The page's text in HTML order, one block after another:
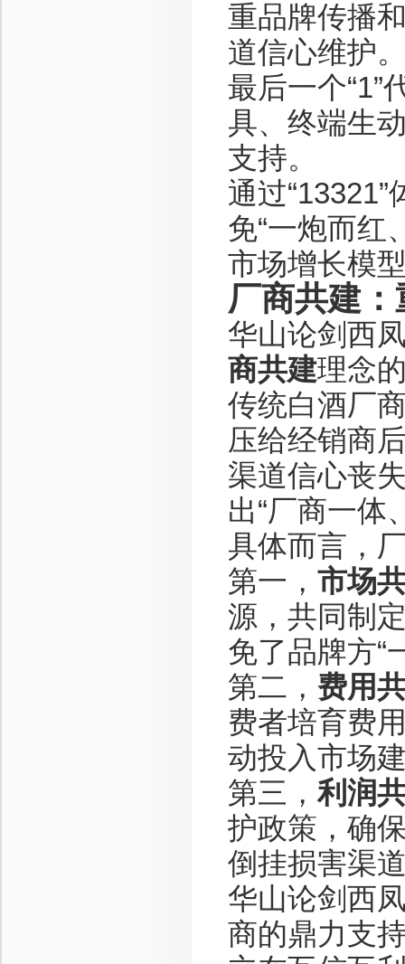
重品牌传播
道信心维护
最后一个“1”
具、终端生
支持。
通过
免“一炮而红
市场增长模
厂商共建
华山论剑西
商共建理念
传统白酒厂
压给经销商
渠道信心丧
出“厂商一体
具体而言，
第一， 市场
源，共同制
免了品牌方“
第二， 费用
费者培育费
动投入市场
第三，利润
护政策，确
倒挂损害渠
华山论剑西
商的鼎力支